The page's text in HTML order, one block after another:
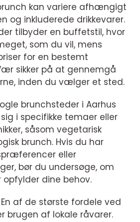
kan variere afhængigt
og inkluderede drikkevarer.
tilbyder en buffetstil, hvor
som du vil, mens
for en bestemt
sikker på at gennemgå
inden du vælger et sted.
brunchsteder i Aarhus
i specifikke temaer eller
såsom vegetarisk
brunch. Hvis du har
eller
bør du undersøge, om
opfylder dine behov.
En af de største fordele ved
brugen af lokale råvarer.